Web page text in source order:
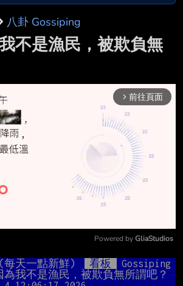
八卦 Gossiping
不是漁民，被欺負無
arrow_forward_ios 前往頁面
Mute
Powered by GliaStudios
天一點新鮮) 看板
Gossiping
我不是漁民，被欺負無所謂吧？